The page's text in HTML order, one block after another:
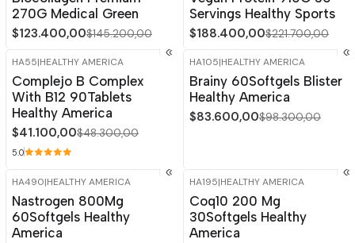
270G Medical Green
$123.400,00$145.200,00
Servings Healthy Sports
$188.400,00$221.700,00
-15%
HA55|HEALTHY AMERICA
Complejo B Complex
With B12 90Tablets
Healthy America
$41.100,00$48.300,00
5.0
-15%
HA105|HEALTHY AMERICA
Brainy 60Softgels Blister
Healthy America
$83.600,00$98.300,00
OFF
HA490|HEALTHY AMERICA
Nastrogen 800Mg
60Softgels Healthy
America
-15%
HA195|HEALTHY AMERICA
Coq10 200 Mg
30Softgels Healthy
America